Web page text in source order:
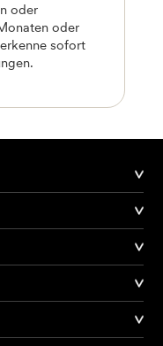
oder
oder
sofort